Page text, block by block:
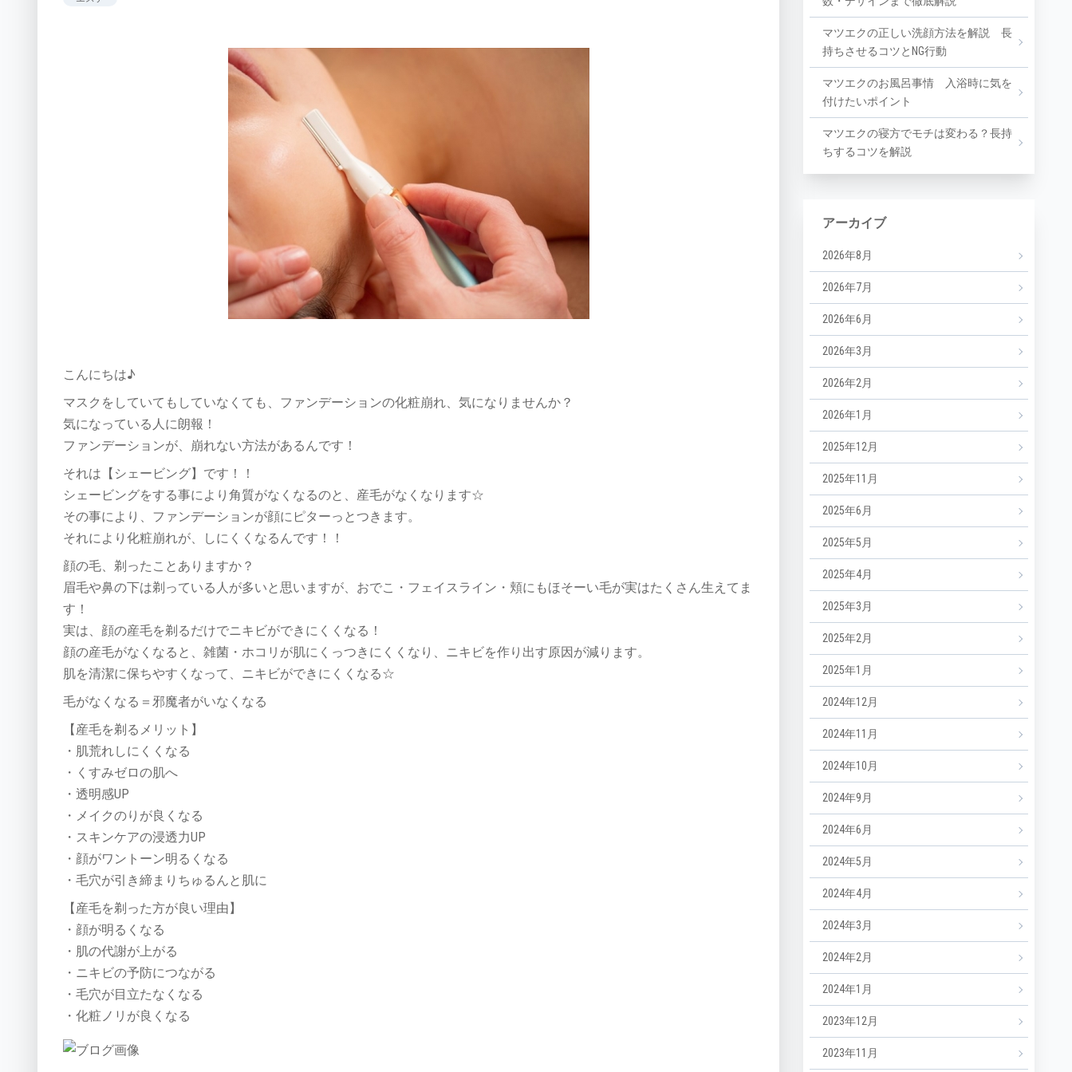
こんにちは♪
マスクをしていてもしていなくても、ファンデーションの化粧崩れ、気になりませんか？
気になっている人に朗報！
ファンデーションが、崩れない方法があるんです！
それは【シェービング】です！！
シェービングをする事により角質がなくなるのと、産毛がなくなります☆
その事により、ファンデーションが顔にピターっとつきます。
それにより化粧崩れが、しにくくなるんです！！
顔の毛、剃ったことありますか？
眉毛や鼻の下は剃っている人が多いと思いますが、おでこ・フェイスライン・頬にもほそーい毛が実はたくさん生えてま
す！
実は、顔の産毛を剃るだけでニキビができにくくなる！
顔の産毛がなくなると、雑菌・ホコリが肌にくっつきにくくなり、ニキビを作り出す原因が減ります。
肌を清潔に保ちやすくなって、ニキビができにくくなる☆
毛がなくなる＝邪魔者がいなくなる
【産毛を剃るメリット】
・肌荒れしにくくなる
・くすみゼロの肌へ
・透明感UP
・メイクのりが良くなる
・スキンケアの浸透力UP
・顔がワントーン明るくなる
・毛穴が引き締まりちゅるんと肌に
【産毛を剃った方が良い理由】
・顔が明るくなる
・肌の代謝が上がる
・ニキビの予防につながる
・毛穴が目立たなくなる
・化粧ノリが良くなる
マツエクの正しい洗顔方法を解説 長
持ちさせるコツとNG行動
マツエクのお風呂事情 入浴時に気を
付けたいポイント
マツエクの寝方でモチは変わる？長持
ちするコツを解説
アーカイブ
2026年8月
2026年7月
2026年6月
2026年3月
2026年2月
2026年1月
2025年12月
2025年11月
2025年6月
2025年5月
2025年4月
2025年3月
2025年2月
2025年1月
2024年12月
2024年11月
2024年10月
2024年9月
2024年6月
2024年5月
2024年4月
2024年3月
2024年2月
2024年1月
2023年12月
2023年11月